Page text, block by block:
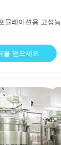
뮬레이션용 고성능
을 얻으세요